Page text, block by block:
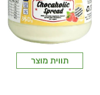
תווית מוצר